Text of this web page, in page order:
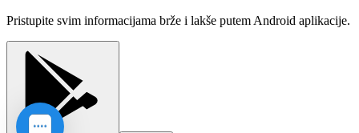
Pristupite svim informacijama brže i lakše putem Android aplikacije.